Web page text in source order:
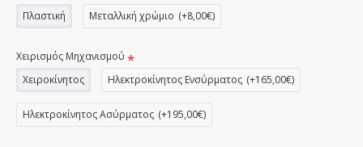
Πλαστική
Μεταλλική χρώμιο (+8,00€)
Χειρισμός Μηχανισμού
Χειροκίνητος
Ηλεκτροκίνητος Ενσύρματος (+165,00€)
Ηλεκτροκίνητος Ασύρματος (+195,00€)